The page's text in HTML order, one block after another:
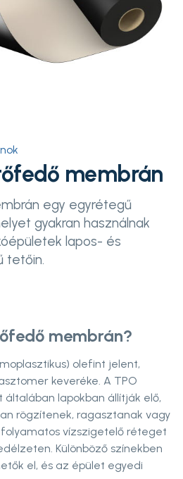
membrán
egy egyrétegű
gyakran használnak
lapos- és
tetőin.
membrán?
olefint jelent,
keveréke. A TPO
lapokban állítják elő,
rögzítenek, ragasztanak vagy
vízszigetelő réteget
Különböző színekben
el, és az épület egyedi